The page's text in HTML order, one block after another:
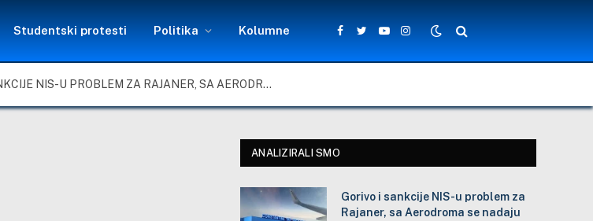
Studentski protesti Politika Kolumne
Facebook
TwitterYouTubeInstagram
GORIVO I SANKCIJE NIS-U PROBLEM ZA RAJANER, SA AERODROMA SE NADAJU REŠENJU
ANALIZIRALI SMO
Gorivo i sankcije NIS-u problem za
Rajaner, sa Aerodroma se nadaju